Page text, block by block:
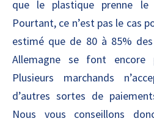
que le plastique prenne le
Pourtant, ce n’est pas le cas
estimé que de 80 à 85%
Allemagne se font encore
Plusieurs marchands
d’autres sortes de
Nous vous conseillons